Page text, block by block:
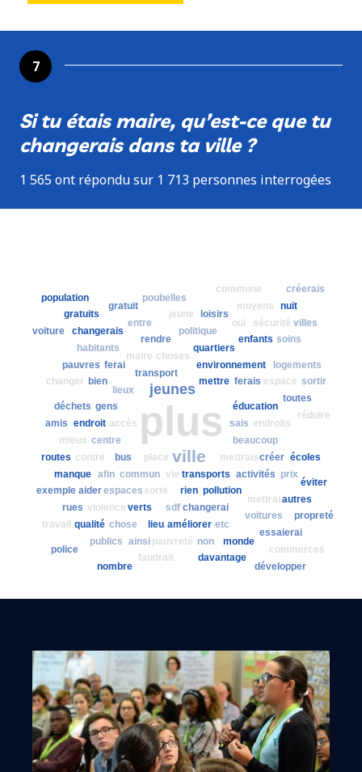
7
Si tu étais maire, qu’est-ce que tu
changerais dans ta ville ?
1 565 ont répondu sur 1 713 personnes interrogées
plus
ville
jeunes
transports
place
commun
transport
mettre
mettrais
sais
bus
environnement
accès
lieux
ferais
pollution
sorte
espaces
ferai
éducation
maire
beaucoup
activités
rien
choses
centre
gens
quartiers
mettrai
afin
changerai
verts
violence
habitants
rendre enfants
endroits
voitures
bien
changerais
contre
politique
créer
endroit
espace
sdf
aider
améliorer
vie
chose
pauvres
qualité
sécurité
entre
essaierai
manque
mieux
soins
déchets
gratuits jeune
logements
loisirs
monde
pauvreté
publics
toutes
autres
changer
etc
gratuit
lieu
moyens
prix
rues
écoles
commerces
non
police
population
travail
ainsi
exemple
nuit
oui
poubelles
propreté
routes
réduire
villes
amis
davantage
faudrait
sortir
voiture
éviter
commune créerais
développer
nombre